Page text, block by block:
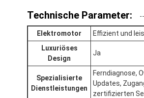
Technische Parameter:
Elektromotor
Effizient und
Luxuriöses
Design
Ja
Spezialisierte
Dienstleistungen
Ferndiagnose,
Updates,
zertifizierten